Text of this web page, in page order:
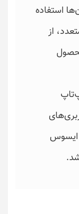
استفاده
از
روزمره خود هستید، مدل R521JB ایسوس